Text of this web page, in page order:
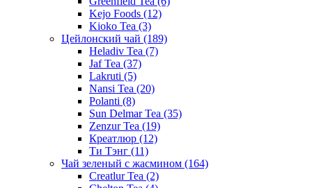
Kejo Foods (12)
Kioko Tea (3)
Цейлонский чай (189)
Heladiv Tea (7)
Jaf Tea (37)
Lakruti (5)
Nansi Tea (20)
Polanti (8)
Sun Delmar Tea (35)
Zenzur Tea (19)
Креатлюр (12)
Ти Тэнг (11)
Чай зеленый с жасмином (164)
Creatlur Tea (2)